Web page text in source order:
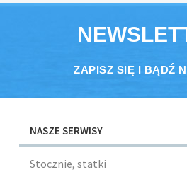
ZAPISZ SIĘ I BĄDŹ
NASZE SERWISY
Stocznie, statki